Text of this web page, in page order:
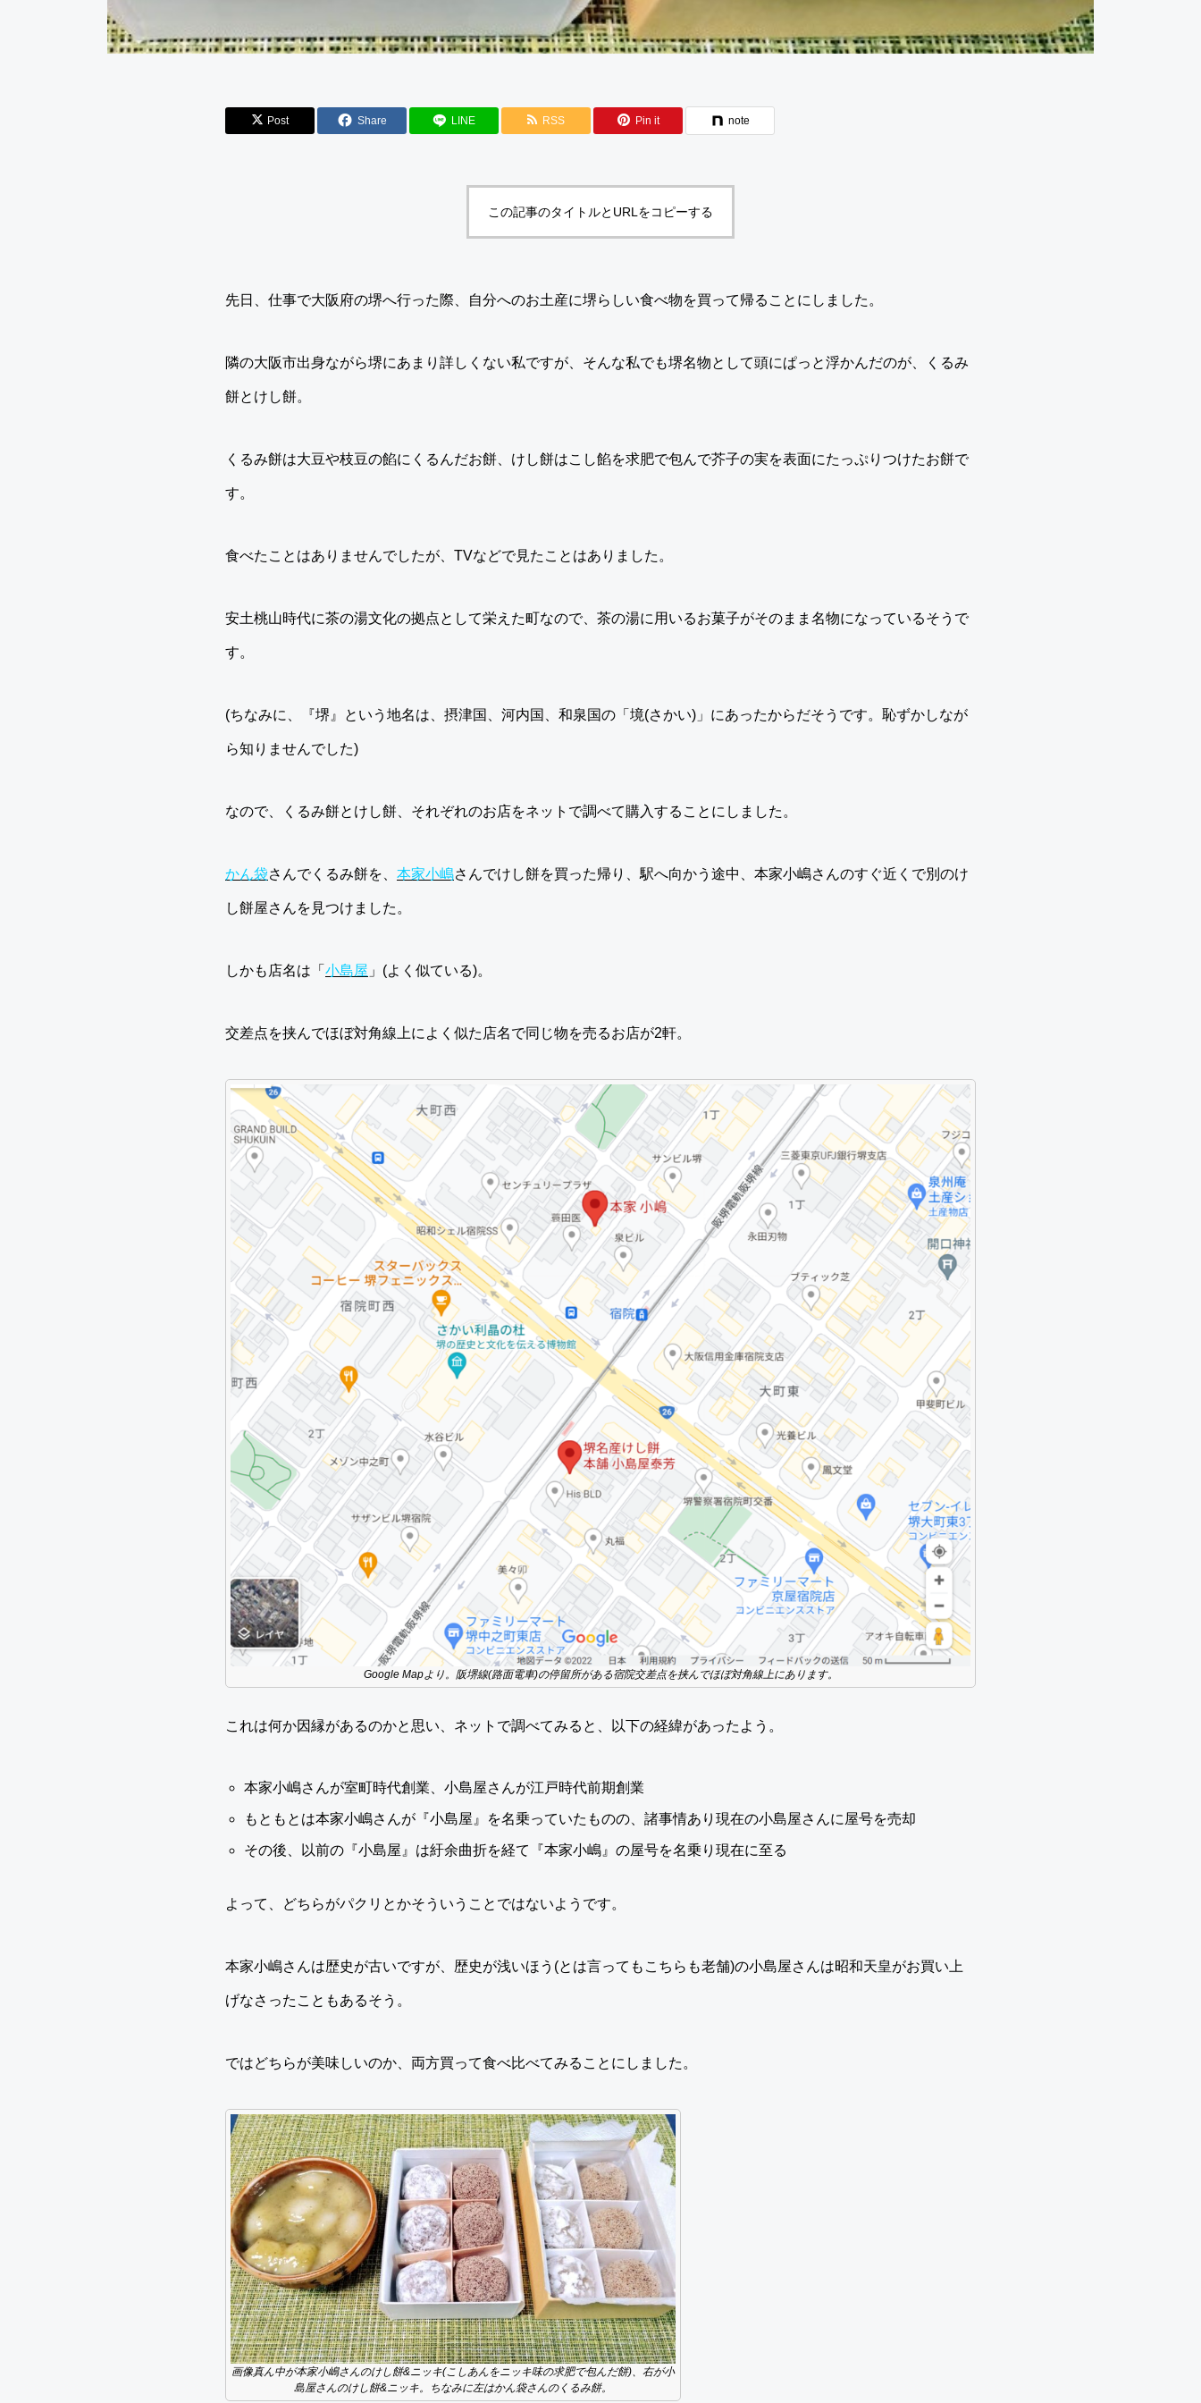
Post Share LINE RSS Pin it note
この記事のタイトルとURLをコピーする
先日、仕事で大阪府の堺へ行った際、自分へのお土産に堺らしい食べ物を買って帰ることにしました。
隣の大阪市出身ながら堺にあまり詳しくない私ですが、そんな私でも堺名物として頭にぱっと浮かんだのが、くるみ
餅とけし餅。
くるみ餅は大豆や枝豆の餡にくるんだお餅、けし餅はこし餡を求肥で包んで芥子の実を表面にたっぷりつけたお餅で
す。
食べたことはありませんでしたが、TVなどで見たことはありました。
安土桃山時代に茶の湯文化の拠点として栄えた町なので、茶の湯に用いるお菓子がそのまま名物になっているそうで
す。
(ちなみに、『堺』という地名は、摂津国、河内国、和泉国の「境(さかい)」にあったからだそうです。恥ずかしなが
ら知りませんでした)
なので、くるみ餅とけし餅、それぞれのお店をネットで調べて購入することにしました。
かん袋さんでくるみ餅を、 本家小嶋さんでけし餅を買った帰り、駅へ向かう途中、本家小嶋さんのすぐ近くで別のけ
し餅屋さんを見つけました。
しかも店名は「 小島屋 」(よく似ている)。
交差点を挟んでほぼ対角線上によく似た店名で同じ物を売るお店が2軒。
Google Mapより。阪堺線(路面電車)の停留所がある宿院交差点を挟んでほぼ対角線上にあります。
これは何か因縁があるのかと思い、ネットで調べてみると、以下の経緯があったよう。
本家小嶋さんが室町時代創業、小島屋さんが江戸時代前期創業
もともとは本家小嶋さんが『小島屋』を名乗っていたものの、諸事情あり現在の小島屋さんに屋号を売却
その後、以前の『小島屋』は紆余曲折を経て『本家小嶋』の屋号を名乗り現在に至る
よって、どちらがパクリとかそういうことではないようです。
本家小嶋さんは歴史が古いですが、歴史が浅いほう(とは言ってもこちらも老舗)の小島屋さんは昭和天皇がお買い上
げなさったこともあるそう。
ではどちらが美味しいのか、両方買って食べ比べてみることにしました。
画像真ん中が本家小嶋さんのけし餅&ニッキ(こしあんをニッキ味の求肥で包んだ餅)、右が小
島屋さんのけし餅&ニッキ。ちなみに左はかん袋さんのくるみ餅。